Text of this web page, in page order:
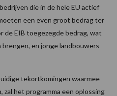
die in de hele EU actief
een even groot bedrag ter
de EIB toegezegde bedrag, wat
en jonge landbouwers
tekortkomingen waarmee
zal het programma een oplossing